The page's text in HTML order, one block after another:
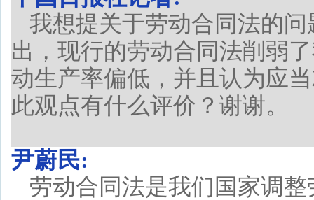
我想提关于劳动合同法的
出，现行的劳动合同法削弱
动生产率偏低，并且认为应
此观点有什么评价？谢谢。
尹蔚民:
劳动合同法是我们国家调